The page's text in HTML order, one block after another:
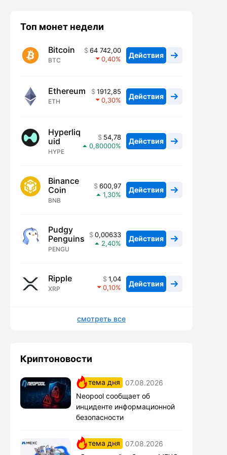
Топ монет недели
Bitcoin
BTC
64 742,00
0,40
Действия
Ethereum
ETH
1912,85
0,30
Действия
Hyperliq
uid
HYPE
54,78
0,80000
Действия
Binance
Coin
BNB
600,97
1,30
Действия
Pudgy
Penguins
PENGU
0,00633
2,40
Действия
Ripple
XRP
1,04
0,10
Действия
смотреть все
Криптоновости
тема дня
07.08.2026
Neopool сообщает об
инциденте информационной
безопасности
тема дня
07.08.2026